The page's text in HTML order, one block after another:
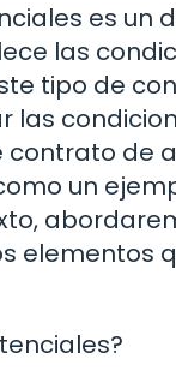
es un
las
tipo de
las
de
un
elementos